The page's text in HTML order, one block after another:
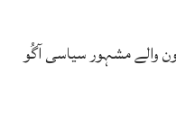
والے مشہور سیاسی آگُو